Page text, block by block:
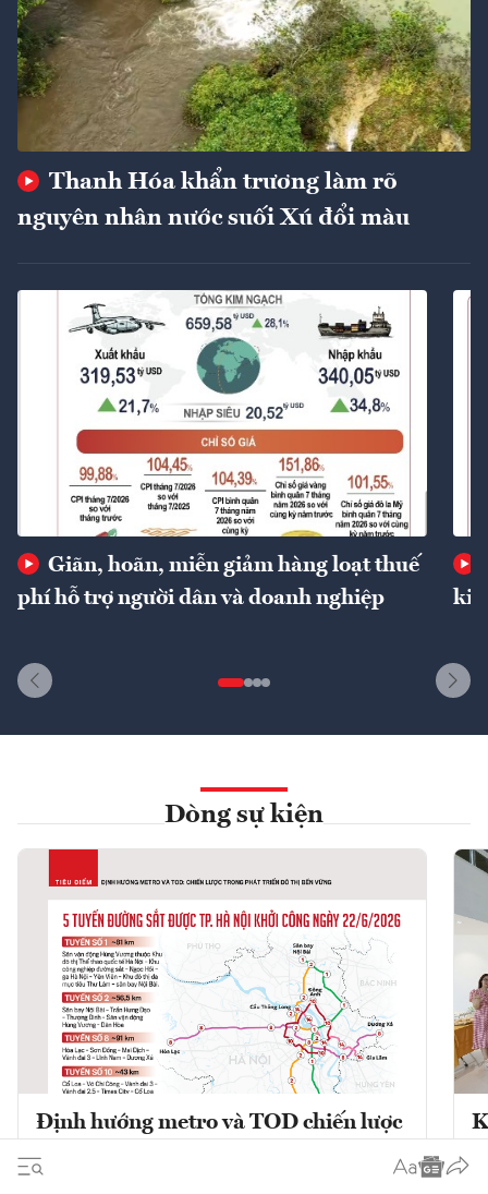
Thanh Hóa khẩn trương làm rõ
nguyên nhân nước suối Xú đổi màu
Giãn, hoãn, miễn giảm hàng loạt thuế
phí hỗ trợ người dân và doanh nghiệp
Dòng sự kiện
Định hướng metro và TOD chiến lược
trong phát triển đô thị bền vững